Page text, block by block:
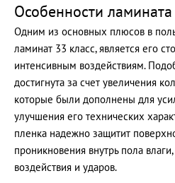
Особенности
Одним из основных плюсов в
ламинат 33 класс, является его
интенсивным воздействиям.
достигнута за счет увеличения
которые были дополнены для
улучшения его технических
пленка надежно защитит
проникновения внутрь пола
воздействия и ударов.